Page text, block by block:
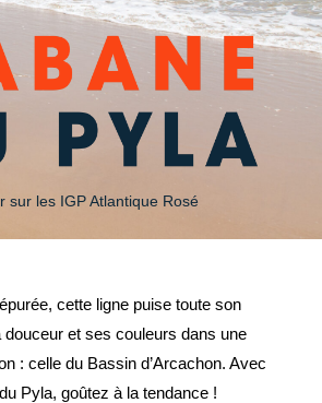
sur les IGP Atlantique Rosé
cette ligne puise toute son
douceur et ses couleurs dans une
: celle du Bassin d’Arcachon. Avec
Pyla, goûtez à la tendance !